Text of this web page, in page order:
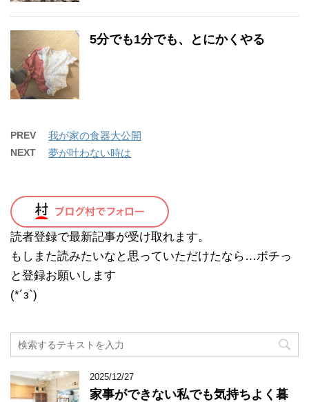
5分でも1分でも、とにかくやる
PREV 我が家の食器大公開
NEXT 夢が叶わない時は
読者登録で最新記事が受け取れます。
もしまた読みたいなと思っていただけたなら…ポチっ
と登録お願いします
(*´з`)
2025/12/27
家事ができない私でも気持ちよく暮